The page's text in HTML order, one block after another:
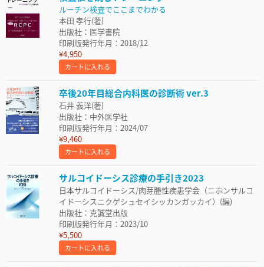
ルーチン検査でここまでわかる
本田 孝行(著)
出版社：医学書院
印刷版発行年月：2018/12
¥4,950
カートに入れる
卒後20年目総合内科医の診断術 ver.3
石井 義洋(著)
出版社：中外医学社
印刷版発行年月：2024/07
¥9,460
カートに入れる
サルコイドーシス診療の手引き2023
日本サルコイドーシス/肉芽腫性疾患学会（ニホンサルコ
イドーシスニクゲシュセイシッカンガッカイ）(編)
出版社：克誠堂出版
印刷版発行年月：2023/10
¥5,500
カートに入れる